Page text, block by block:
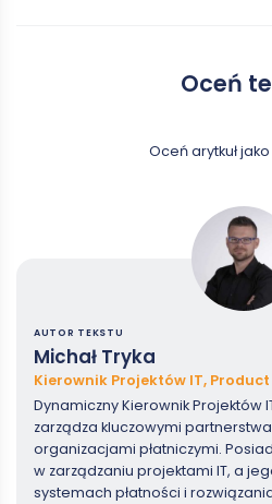
Oceń
Oceń arytkuł
AUTOR TEKSTU
Michał Tryka
Kierownik Projektów IT, Product
Dynamiczny Kierownik Projektów
zarządza kluczowymi
organizacjami płatniczymi.
w zarządzaniu projektami IT, a
systemach płatności i